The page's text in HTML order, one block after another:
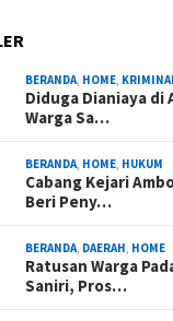
BERANDA, HOME,
Diduga Dianiaya di
Warga Sa…
BERANDA, HOME, HUKUM
Cabang Kejari
Beri Peny…
BERANDA, DAERAH, HOME
Ratusan Warga
Saniri, Pros…